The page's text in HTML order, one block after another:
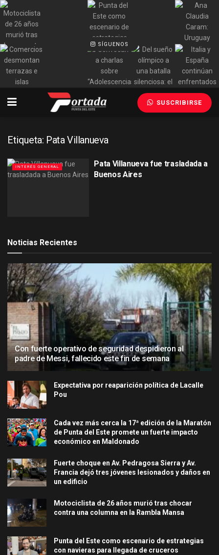
SÍGUENOS
SUSCRIBIRSE
Etiqueta: Pata Villanueva
INTERÉS GENERAL
Pata Villanueva fue trasladada a
Buenos Aires
Noticias Recientes
Con fuerte operativo de seguridad despidieron al
padre de Messi, fallecido este fin de semana
Expectativa por reaparición política de Lacalle
Pou
Cada vez más cerca la 17ª edición de la Maratón
de Punta del Este promete un fuerte impacto
económico en Maldonado
Fuerte choque en Av. Pedragosa Sierra y Av.
Francia dejó tres jóvenes lesionados y daños en
un edificio
Motociclista de 26 años murió tras chocar
contra una columna en la Rambla Mansa
Punta del Este como escenario de estrategias
con navieras para llegada de cruceros